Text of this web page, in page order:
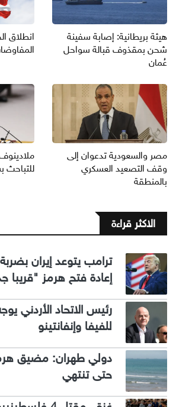
هيئة بريطانية: إصابة سفينة
شحن بمقذوف قبالة سواحل
عُمان
انطلاق
مصر والسعودية تدعوان إلى
وقف التصعيد العسكري
بالمنطقة
للتباحث
الاكثر قراءة
ترامب يتوعد إيران
إعادة فتح هرمز "قريبا
رئيس الاتحاد الأردني
للفيفا وإنفانتينو
دولي طهران: مضيق
حتى تنتهي